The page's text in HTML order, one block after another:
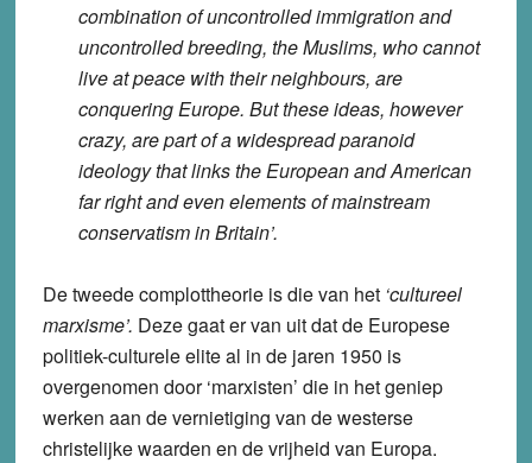
combination of uncontrolled immigration and
uncontrolled breeding, the Muslims, who cannot
live at peace with their neighbours, are
conquering Europe. But these ideas, however
crazy, are part of a widespread paranoid
ideology that links the European and American
far right and even elements of mainstream
conservatism in Britain’.
De tweede complottheorie is die van het ‘cultureel
marxisme’. Deze gaat er van uit dat de Europese
politiek-culturele elite al in de jaren 1950 is
overgenomen door ‘marxisten’ die in het geniep
werken aan de vernietiging van de westerse
christelijke waarden en de vrijheid van Europa.